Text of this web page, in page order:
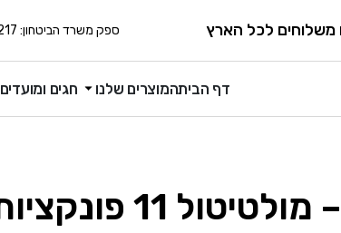
משלוחים לכל הארץ ספק משרד הביטחון: 0011020217
דף הביתהמוצרים שלנו חגים ומועדים
11 פונקציות